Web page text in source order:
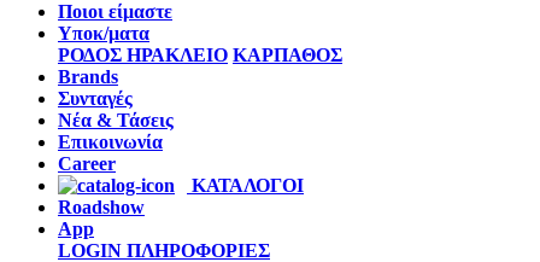
Ποιοι είμαστε
Υποκ/ματα
ΡΟΔΟΣ ΗΡΑΚΛΕΙΟ ΚΑΡΠΑΘΟΣ
Brands
Συνταγές
Νέα & Τάσεις
Επικοινωνία
Career
ΚΑΤΑΛΟΓΟΙ
Roadshow
App
LOGIN ΠΛΗΡΟΦΟΡΙΕΣ